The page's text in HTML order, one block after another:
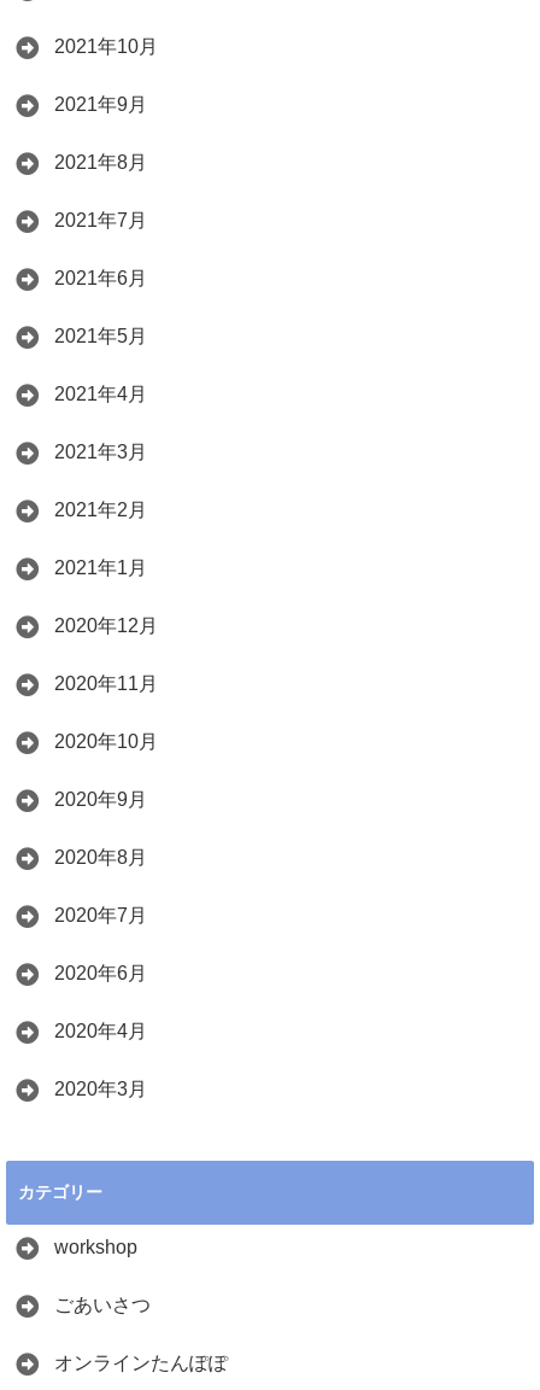
2021年10月
2021年9月
2021年8月
2021年7月
2021年6月
2021年5月
2021年4月
2021年3月
2021年2月
2021年1月
2020年12月
2020年11月
2020年10月
2020年9月
2020年8月
2020年7月
2020年6月
2020年4月
2020年3月
カテゴリー
workshop
ごあいさつ
オンラインたんぽぽ